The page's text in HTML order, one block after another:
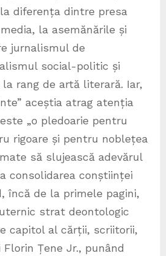
diferența dintre presa
la asemănările și
jurnalismul de
social-politic și
rang de artă literară. Iar,
aceștia atrag atenția
„o pledoarie pentru
rigoare și pentru noblețea
să slujească adevărul
consolidarea conștiinței
încă de la primele pagini,
strat deontologic
capitol al cărții, scriitorii,
Țene Jr., punând